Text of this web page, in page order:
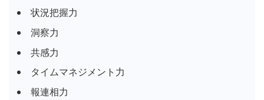
状況把握力
洞察力
共感力
タイムマネジメント力
報連相力